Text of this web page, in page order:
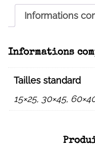
Informations
Informations
Tailles standard
15×25, 30×45,